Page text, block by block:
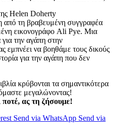
Helen Doherty
από τη βραβευμένη συγγραφέα
εικονογράφο Ali Pye. Μια
την αγάπη στην
εμπνέει να βοηθάμε τους δικούς
για την αγάπη που δεν
κρύβονται τα σημαντικότερα
μεγαλώνοντας!
ποτέ, ας τη ζήσουμε!
Send via WhatsApp Send via